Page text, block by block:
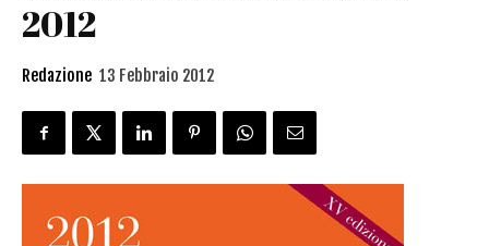
2012
Redazione 13 Febbraio 2012